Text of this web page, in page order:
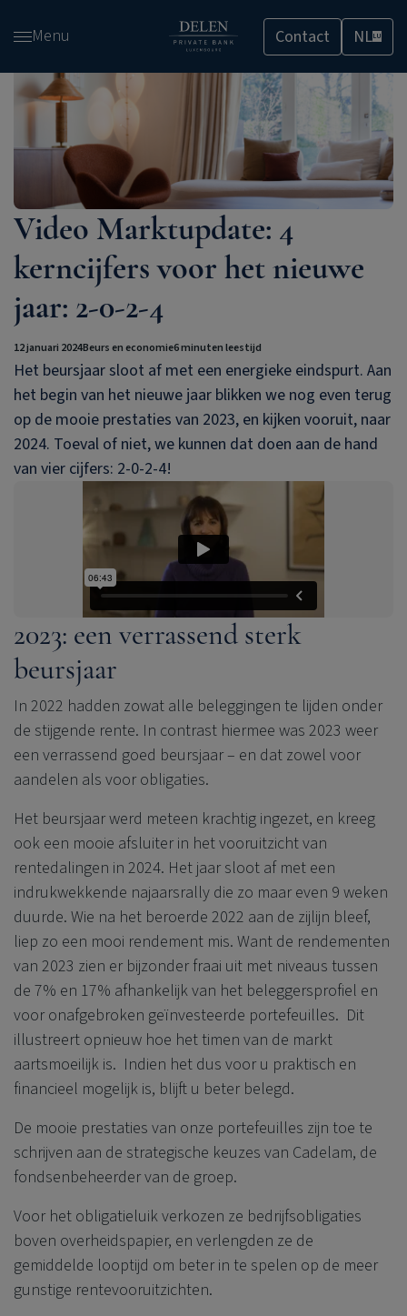
en
inhoud
Menu Contact NLLU
Video Marktupdate: 4
kerncijfers voor het nieuwe
jaar: 2-0-2-4
12 januari 2024Beurs en economie6 minuten leestijd
Het beursjaar sloot af met een energieke eindspurt. Aan
het begin van het nieuwe jaar blikken we nog even terug
op de mooie prestaties van 2023, en kijken vooruit, naar
2024. Toeval of niet, we kunnen dat doen aan de hand
van vier cijfers: 2-0-2-4!
2023: een verrassend sterk
beursjaar
In 2022 hadden zowat alle beleggingen te lijden onder
de stijgende rente. In contrast hiermee was 2023 weer
een verrassend goed beursjaar – en dat zowel voor
aandelen als voor obligaties.
Het beursjaar werd meteen krachtig ingezet, en kreeg
ook een mooie afsluiter in het vooruitzicht van
rentedalingen in 2024. Het jaar sloot af met een
indrukwekkende najaarsrally die zo maar even 9 weken
duurde. Wie na het beroerde 2022 aan de zijlijn bleef,
liep zo een mooi rendement mis. Want de rendementen
van 2023 zien er bijzonder fraai uit met niveaus tussen
de 7% en 17% afhankelijk van het beleggersprofiel en
voor onafgebroken geïnvesteerde portefeuilles. Dit
illustreert opnieuw hoe het timen van de markt
aartsmoeilijk is. Indien het dus voor u praktisch en
financieel mogelijk is, blijft u beter belegd.
De mooie prestaties van onze portefeuilles zijn toe te
schrijven aan de strategische keuzes van Cadelam, de
fondsenbeheerder van de groep.
Voor het obligatieluik verkozen ze bedrijfsobligaties
boven overheidspapier, en verlengden ze de
gemiddelde looptijd om beter in te spelen op de meer
gunstige rentevooruitzichten.